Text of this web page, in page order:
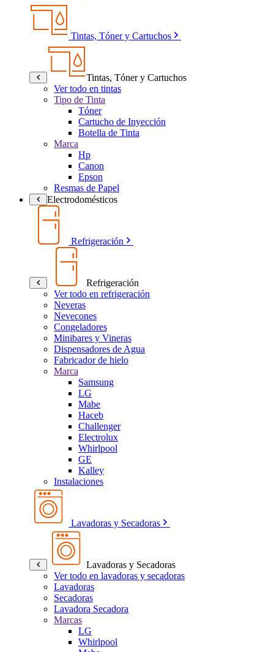
Tintas, Tóner y Cartuchos
Tintas, Tóner y Cartuchos
Ver todo en tintas
Tipo de Tinta
Tóner
Cartucho de Inyección
Botella de Tinta
Marca
Hp
Canon
Epson
Resmas de Papel
Electrodomésticos
Refrigeración
Refrigeración
Ver todo en refrigeración
Neveras
Nevecones
Congeladores
Minibares y Vineras
Dispensadores de Agua
Fabricador de hielo
Marca
Samsung
LG
Mabe
Haceb
Challenger
Electrolux
Whirlpool
GE
Kalley
Instalaciones
Lavadoras y Secadoras
Lavadoras y Secadoras
Ver todo en lavadoras y secadoras
Lavadoras
Secadoras
Lavadora Secadora
Marcas
LG
Whirlpool